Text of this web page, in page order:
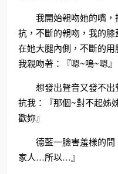
我開始親吻她的嘴
抗，不斷的親吻，我的
在她大腿內側，不斷的
我親吻著：『嗯~嗚~嗯』
想發出聲音又發不
抗我：『那個~對不起姊
歡妳』
德藍一臉害羞樣的
家人…所以…』